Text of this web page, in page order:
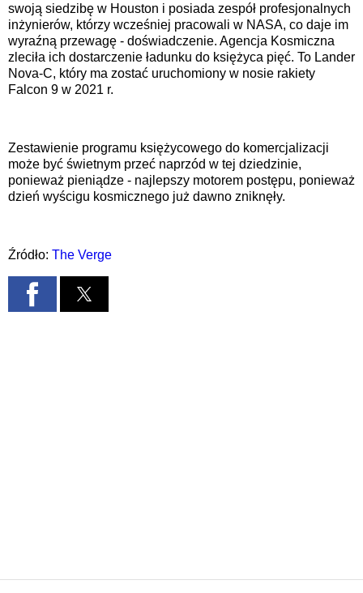
swoją siedzibę w Houston i posiada zespół profesjonalnych
inżynierów, którzy wcześniej pracowali w NASA, co daje im
wyraźną przewagę - doświadczenie. Agencja Kosmiczna
zleciła ich dostarczenie ładunku do księżyca pięć. To Lander
Nova-C, który ma zostać uruchomiony w nosie rakiety
Falcon 9 w 2021 r.
Zestawienie programu księżycowego do komercjalizacji
może być świetnym przeć naprzód w tej dziedzinie,
ponieważ pieniądze - najlepszy motorem postępu, ponieważ
dzień wyścigu kosmicznego już dawno zniknęły.
Źródło: The Verge